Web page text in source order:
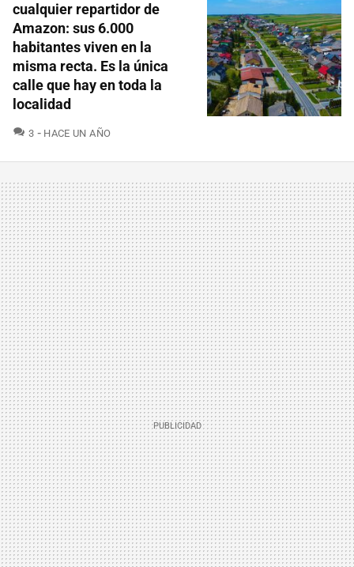
cualquier repartidor de
Amazon: sus 6.000
habitantes viven en la
misma recta. Es la única
calle que hay en toda la
localidad
3 COMENTARIOS
HACE UN AÑO